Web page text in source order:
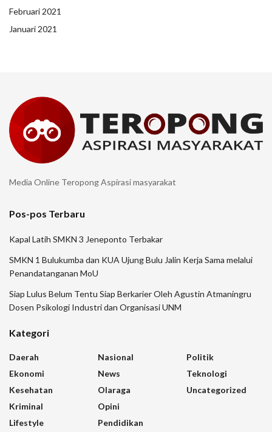
Februari 2021
Januari 2021
Media Online Teropong Aspirasi masyarakat
Pos-pos Terbaru
Kapal Latih SMKN 3 Jeneponto Terbakar
SMKN 1 Bulukumba dan KUA Ujung Bulu Jalin Kerja Sama melalui
Penandatanganan MoU
Siap Lulus Belum Tentu Siap Berkarier Oleh Agustin Atmaningru
Dosen Psikologi Industri dan Organisasi UNM
Kategori
Daerah
Ekonomi
Kesehatan
Kriminal
Lifestyle
Nasional
News
Olaraga
Opini
Pendidikan
Politik
Teknologi
Uncategorized